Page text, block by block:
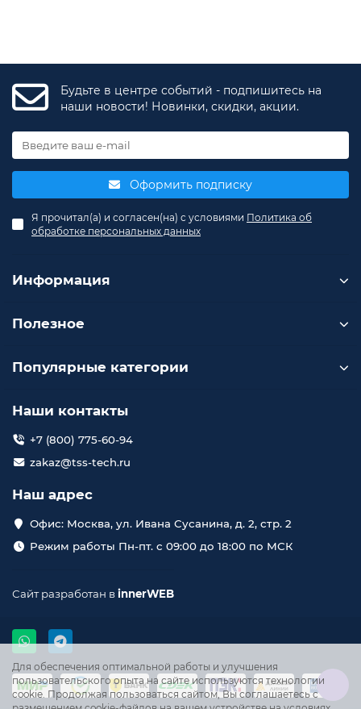
Для обеспечения оптимальной работы и улучшения
пользовательского опыта на сайте используются технологии
cookie. Продолжая пользоваться сайтом, Вы соглашаетесь с
Будьте в центре событий - подпишитесь на
наши новости! Новинки, скидки, акции.
Оформить подписку
Я прочитал(а) и согласен(на) с условиями Политика об
обработке персональных данных
Информация
Полезное
Популярные категории
Наши контакты
+7 (800) 775-60-94
zakaz@tss-tech.ru
Наш адрес
Офис: Москва, ул. Ивана Сусанина, д. 2, стр. 2
Режим работы Пн-пт. с 09:00 до 18:00 по МСК
Сайт разработан вinnerWEB